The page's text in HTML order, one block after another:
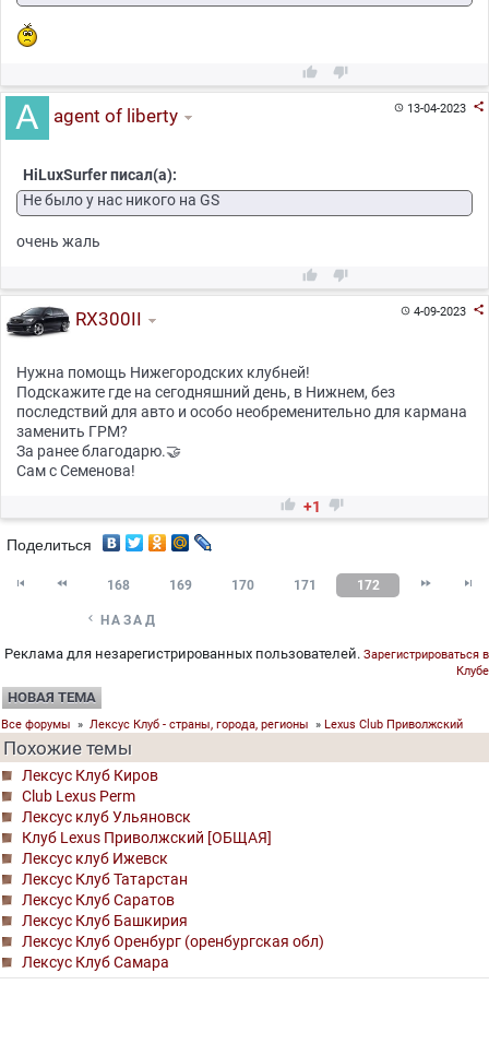
 
13-04-2023 
agent of liberty
HiLuxSurfer писал(а):
Не было у нас никого на GS
очень жаль
 
4-09-2023 
RX300II
Нужна помощь Нижегородских клубней!
Подскажите где на сегодняшний день, в Нижнем, без
последствий для авто и особо необременительно для кармана
заменить ГРМ?
За ранее благодарю.🤝
Сам с Семенова!
 +1 
Поделиться
  168 169 170 171 172  
 НАЗАД
Реклама для незарегистрированных пользователей. Зарегистрироваться в
Клубе
НОВАЯ ТЕМА
Все форумы » Лексус Клуб - страны, города, регионы » Lexus Club Приволжский
Похожие темы
Лексус Клуб Киров
Club Lexus Perm
Лексус клуб Ульяновск
Клуб Lexus Приволжский [ОБЩАЯ]
Лексус клуб Ижевск
Лексус Клуб Татарстан
Лексус Клуб Саратов
Лексус Клуб Башкирия
Лексус Клуб Оренбург (оренбургская обл)
Лексус Клуб Самара